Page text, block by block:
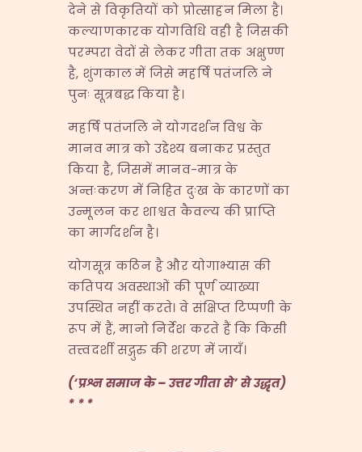
देने से विकृतियों को प्रोत्साहन मिला है।
कल्याणकारक योगविधि वही है जिसकी
परम्परा वेदों से लेकर गीता तक अक्षुण्ण
है, शुंगकाल में जिसे महर्षि पतंजलि ने
पुनः सूत्रबद्ध किया है।
महर्षि पतंजलि ने योगदर्शन विश्व के
मानव मात्र को उद्देश्य बनाकर प्रस्तुत
किया है, जिसमें मानव-मात्र के
अन्तःकरण में निहित दुःख के कारणों का
उन्मूलन कर शाश्वत कैवल्य की प्राप्ति
का मार्गदर्शन है।
योगसूत्र कठिन है और योगाभ्यास की
कतिपय अवस्थाओं की पूर्ण व्याख्या
उपस्थित नहीं करते। वे संक्षिप्त टिप्पणी के
रूप में हैं, मानो निर्देश करते हैं कि किसी
तत्त्वदर्शी सद्गुरु की शरण में जायँ।
(‘प्रश्न समाज के – उत्तर गीता से’ से उद्धृत)
* * *